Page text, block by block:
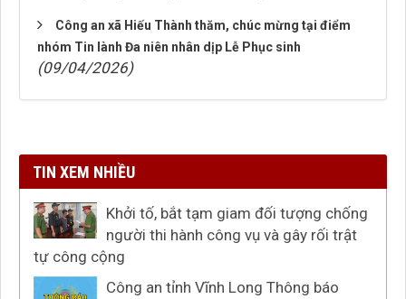
Công an xã Hiếu Thành thăm, chúc mừng tại điểm
nhóm Tin lành Đa niên nhân dịp Lễ Phục sinh
(09/04/2026)
TIN XEM NHIỀU
Khởi tố, bắt tạm giam đối tượng chống
người thi hành công vụ và gây rối trật
tự công cộng
Công an tỉnh Vĩnh Long Thông báo